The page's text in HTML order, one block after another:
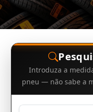
Introduza a
pneu — não sabe a